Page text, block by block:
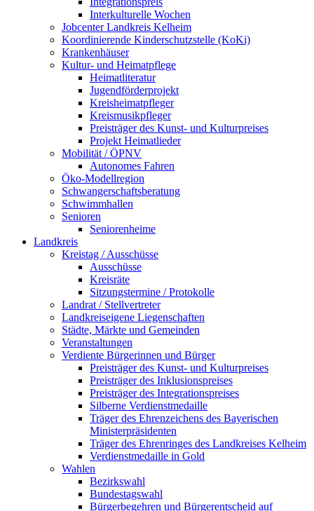
Interkulturelle Wochen
Jobcenter Landkreis Kelheim
Koordinierende Kinderschutzstelle (KoKi)
Krankenhäuser
Kultur- und Heimatpflege
Heimatliteratur
Jugendförderprojekt
Kreisheimatpfleger
Kreismusikpfleger
Preisträger des Kunst- und Kulturpreises
Projekt Heimatlieder
Mobilität / ÖPNV
Autonomes Fahren
Öko-Modellregion
Schwangerschaftsberatung
Schwimmhallen
Senioren
Seniorenheime
Landkreis
Kreistag / Ausschüsse
Ausschüsse
Kreisräte
Sitzungstermine / Protokolle
Landrat / Stellvertreter
Landkreiseigene Liegenschaften
Städte, Märkte und Gemeinden
Veranstaltungen
Verdiente Bürgerinnen und Bürger
Preisträger des Kunst- und Kulturpreises
Preisträger des Inklusionspreises
Preisträger des Integrationspreises
Silberne Verdienstmedaille
Träger des Ehrenzeichens des Bayerischen
Ministerpräsidenten
Träger des Ehrenringes des Landkreises Kelheim
Verdienstmedaille in Gold
Wahlen
Bezirkswahl
Bundestagswahl
Bürgerbegehren und Bürgerentscheid auf